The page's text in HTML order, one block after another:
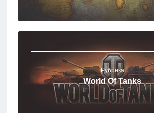
Рубрика
World Of Tanks